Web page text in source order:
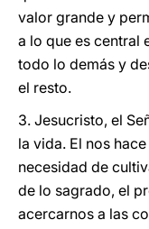
valor grande y
a lo que es central
todo lo demás y
el resto.
3. Jesucristo, el
la vida. El nos
necesidad de
de lo sagrado, el
acercarnos a las